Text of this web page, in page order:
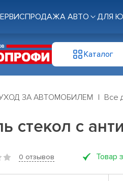
ПРОДАЖА АВТО ДЛЯ
Каталог
ЗА АВТОМОБИЛЕМ Все
стекол с
0 отзывов Товар